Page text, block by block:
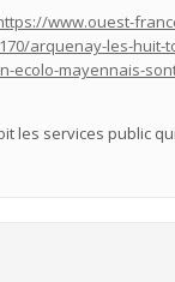
www.ouest-
arquenay-les-huit-
ecolo-mayennais-
les services public